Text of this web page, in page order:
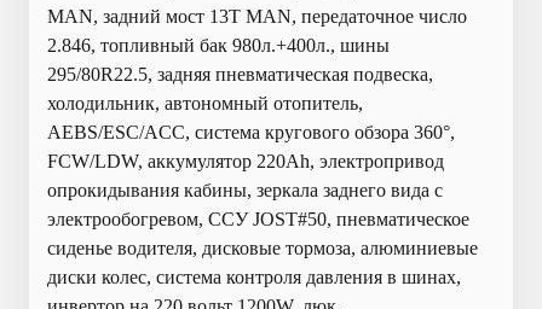
MAN, задний мост 13T MAN, передаточное число
2.846, топливный бак 980л.+400л., шины
295/80R22.5, задняя пневматическая подвеска,
холодильник, автономный отопитель,
AEBS/ESC/ACC, система кругового обзора 360°,
FCW/LDW, аккумулятор 220Ah, электропривод
опрокидывания кабины, зеркала заднего вида с
электрообогревом, ССУ JOST#50, пневматическое
сиденье водителя, дисковые тормоза, алюминиевые
диски колес, система контроля давления в шинах,